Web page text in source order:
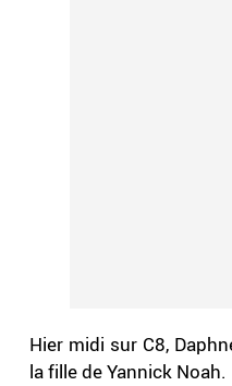
Hier midi sur C8,
la fille de Yannick Noah.